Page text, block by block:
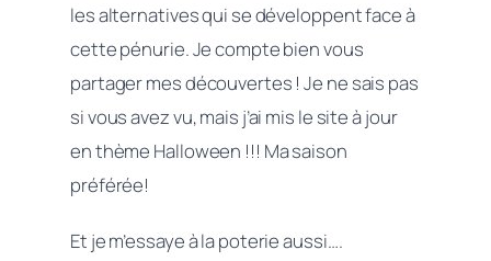
les alternatives qui se développent face à
cette pénurie. Je compte bien vous
partager mes découvertes ! Je ne sais pas
si vous avez vu, mais j’ai mis le site à jour
en thème Halloween !!! Ma saison
préférée!
Et je m’essaye à la poterie aussi….